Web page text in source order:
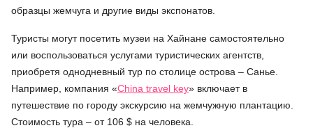
образцы жемчуга и другие виды экспонатов.
Туристы могут посетить музеи на Хайнане самостоятельно
или воспользоваться услугами туристических агентств,
приобретя однодневный тур по столице острова – Санье.
Например, компания «China travel key» включает в
путешествие по городу экскурсию на жемчужную плантацию.
Стоимость тура – от 106 $ на человека.